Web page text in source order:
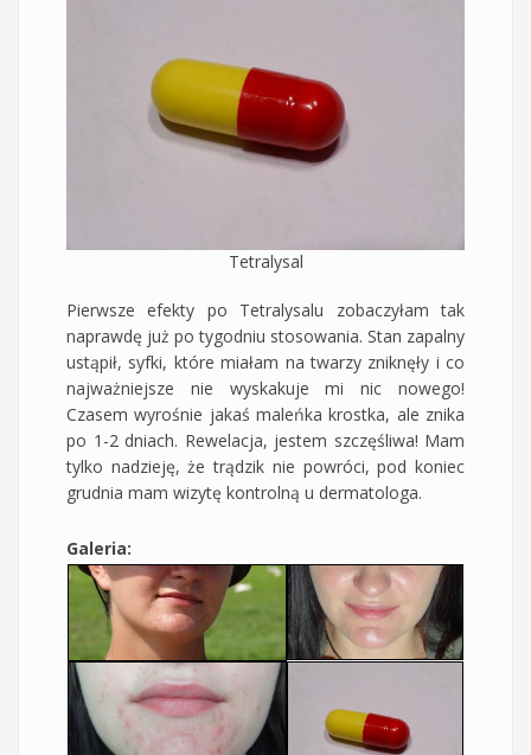
Tetralysal
Pierwsze efekty po Tetralysalu zobaczyłam tak
naprawdę już po tygodniu stosowania. Stan zapalny
ustąpił, syfki, które miałam na twarzy zniknęły i co
najważniejsze nie wyskakuje mi nic nowego!
Czasem wyrośnie jakaś maleńka krostka, ale znika
po 1-2 dniach. Rewelacja, jestem szczęśliwa! Mam
tylko nadzieję, że trądzik nie powróci, pod koniec
grudnia mam wizytę kontrolną u dermatologa.
Galeria: